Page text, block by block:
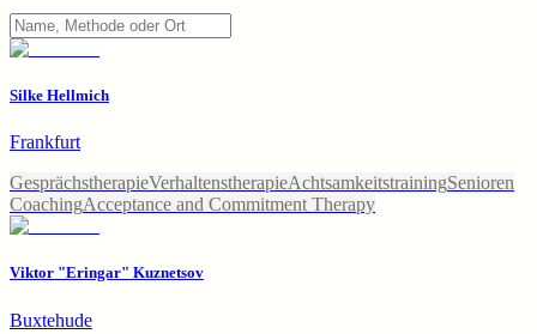
Silke Hellmich
Frankfurt
GesprächstherapieVerhaltenstherapieAchtsamkeitstrainingSenioren
CoachingAcceptance and Commitment Therapy
Viktor "Eringar" Kuznetsov
Buxtehude